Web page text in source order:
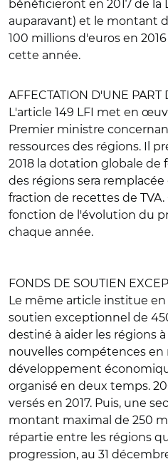
bénéficieront en 2017 de la
auparavant) et le montant
100 millions d'euros en
cette année.
AFFECTATION D'UNE PART
L'article 149 LFI met en
Premier ministre
ressources des régions. Il
2018 la dotation globale de
des régions sera
fraction de recettes de
fonction de l'évolution du
chaque année.
FONDS DE SOUTIEN
Le même article institue en
soutien exceptionnel de
destiné à aider les régions
nouvelles compétences en
développement
organisé en deux temps.
versés en 2017. Puis, une
montant maximal de 250
répartie entre les régions
progression, au 31